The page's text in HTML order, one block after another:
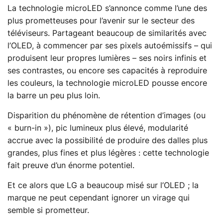
La technologie microLED s’annonce comme l’une des
plus prometteuses pour l’avenir sur le secteur des
téléviseurs. Partageant beaucoup de similarités avec
l’OLED, à commencer par ses pixels autoémissifs – qui
produisent leur propres lumières – ses noirs infinis et
ses contrastes, ou encore ses capacités à reproduire
les couleurs, la technologie microLED pousse encore
la barre un peu plus loin.
Disparition du phénomène de rétention d’images (ou
« burn-in »), pic lumineux plus élevé, modularité
accrue avec la possibilité de produire des dalles plus
grandes, plus fines et plus légères : cette technologie
fait preuve d’un énorme potentiel.
Et ce alors que LG a beaucoup misé sur l’OLED ; la
marque ne peut cependant ignorer un virage qui
semble si prometteur.